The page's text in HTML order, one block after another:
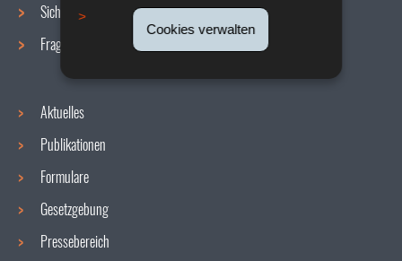
Cookies verwalten
Sicherheit/Gesundheit am Arbeitsplatz
Fragen / Antworten
Aktuelles
Publikationen
Formulare
Gesetzgebung
Pressebereich